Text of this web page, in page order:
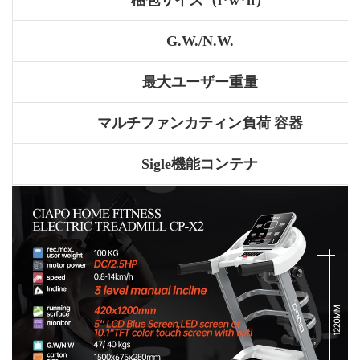
G.W./N.W.
最大ユーザー重量
マルチファンカティン負荷容器
Sigle機能コンテナ